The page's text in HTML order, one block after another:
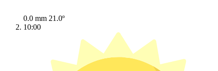
0.0 mm 21.0º
10:00